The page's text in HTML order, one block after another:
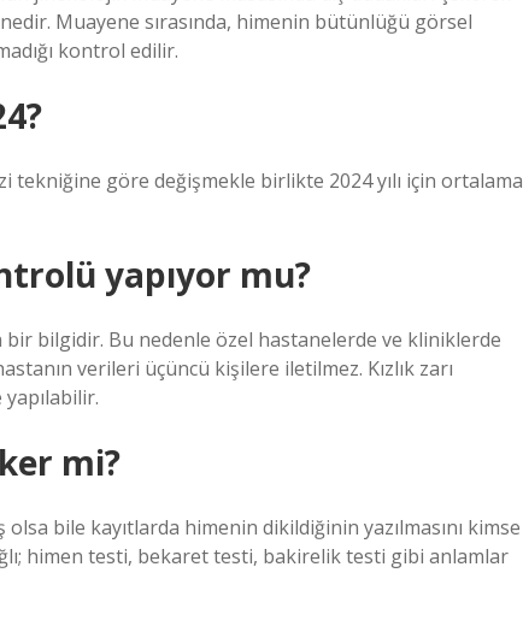
Muayene sırasında, himenin bütünlüğü görsel
kontrol edilir.
göre değişmekle birlikte 2024 yılı için ortalama
yapıyor mu?
bir bilgidir. Bu nedenle özel hastanelerde ve kliniklerde
verileri üçüncü kişilere iletilmez. Kızlık zarı
mi?
bile kayıtlarda himenin dikildiğinin yazılmasını kimse
himen testi, bekaret testi, bakirelik testi gibi anlamlar